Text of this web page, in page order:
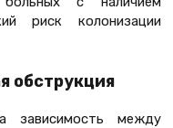
риск колонизации
обструкция
зависимость между